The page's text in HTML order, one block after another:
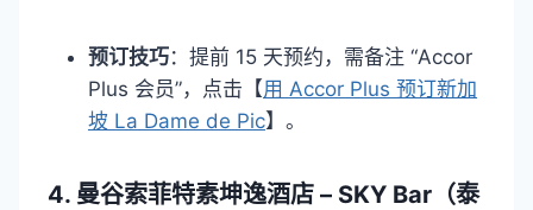
预订技巧：提前 15 天预约，需备注 “Accor
Plus 会员”，点击【用 Accor Plus 预订新加
坡 La Dame de Pic】。​
4. 曼谷索菲特素坤逸酒店 – SKY Bar（泰